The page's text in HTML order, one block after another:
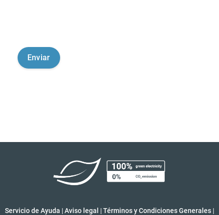
Servicio de Ayuda |Aviso legal |Términos y Condiciones Generales |